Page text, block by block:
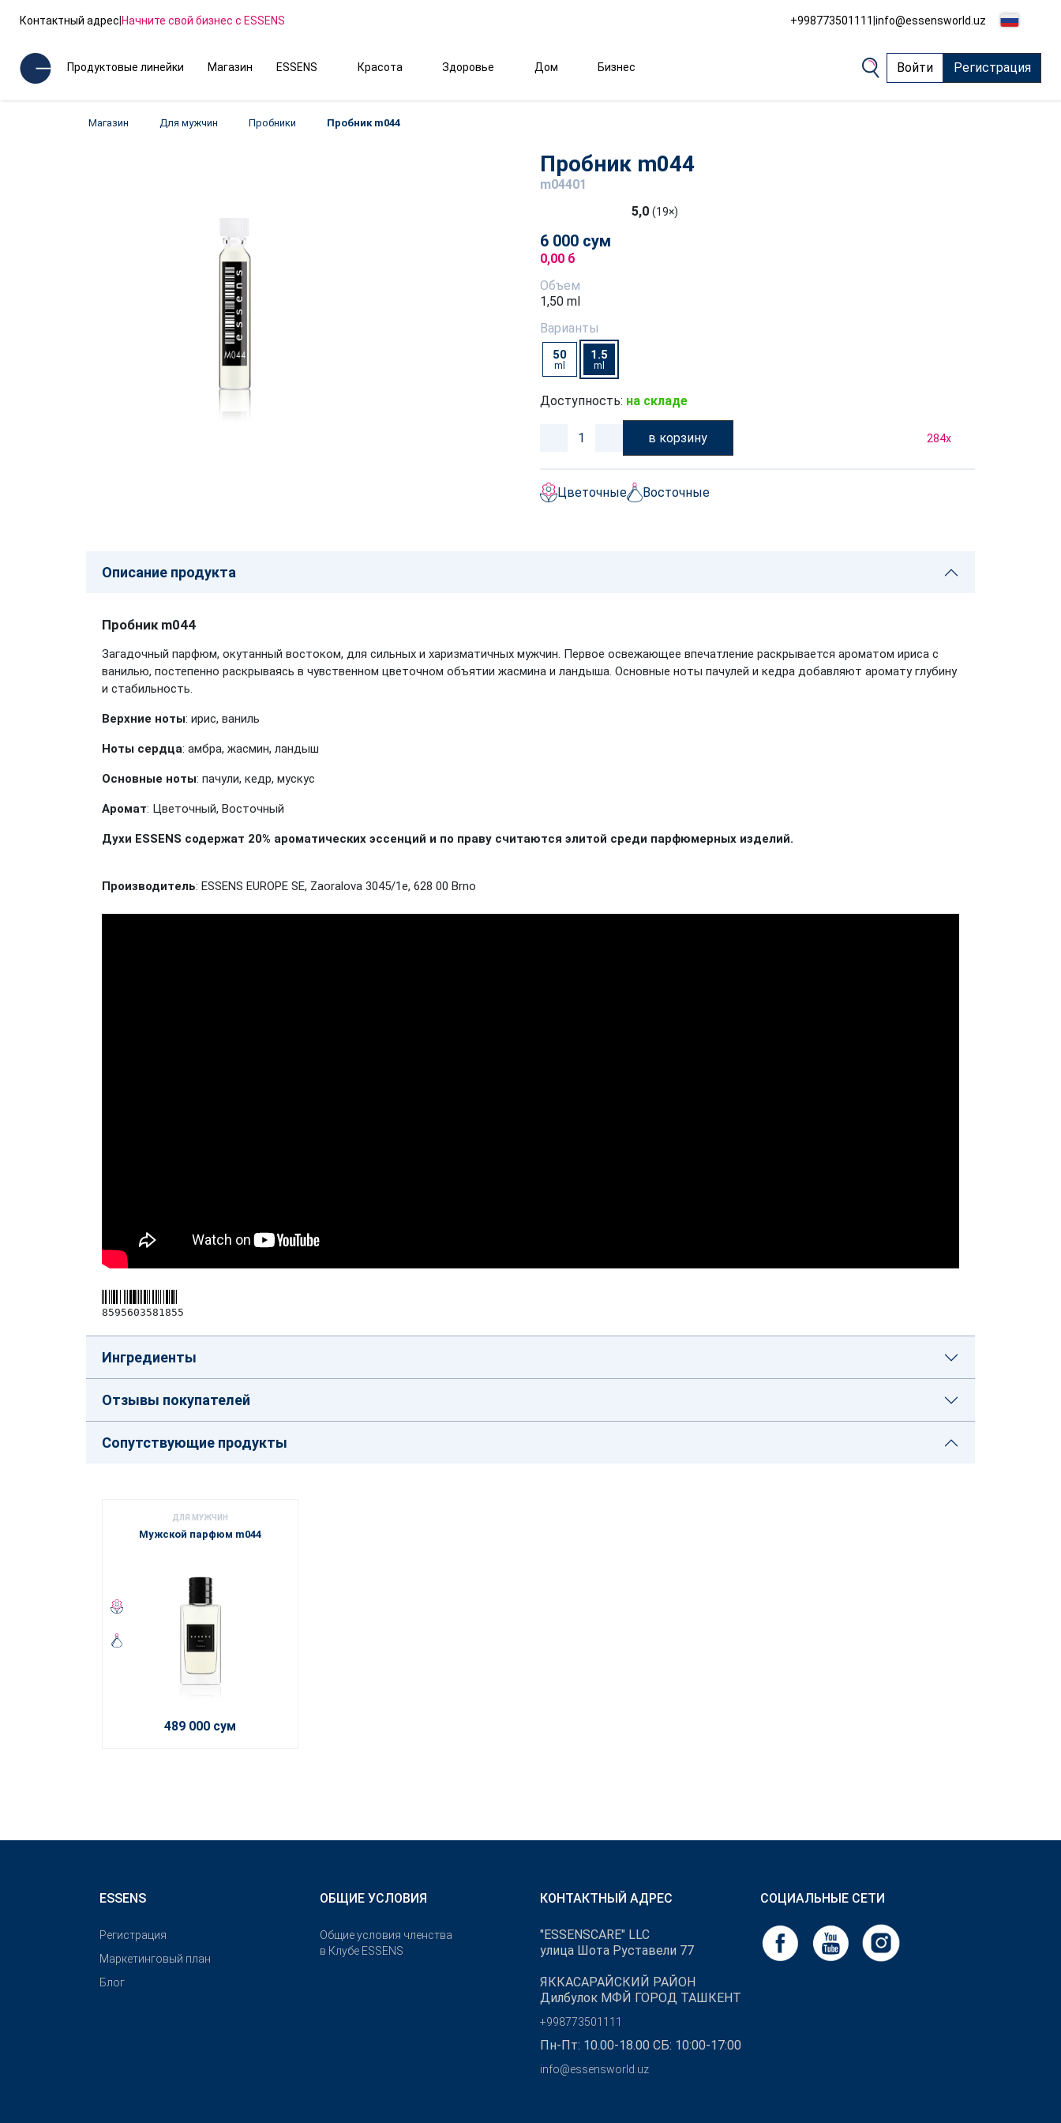
Контактный адрес|Начните свой бизнес с ESSENS +998773501111|info@essensworld.uz
Продуктовые линейки Магазин ESSENS Красота Здоровье Дом Бизнес Войти Регистрация
Магазин Для мужчин Пробники Пробник m044
Пробник m044
m04401
5,0 (19×)
6 000 сум
0,00 б
Объем
1,50 ml
Варианты
50
ml
1.5
ml
Доступность: на складе
в корзину 284x
Цветочные Восточные
Описание продукта
Пробник m044
Загадочный парфюм, окутанный востоком, для сильных и харизматичных мужчин. Первое освежающее впечатление раскрывается ароматом ириса с
ванилью, постепенно раскрываясь в чувственном цветочном объятии жасмина и ландыша. Основные ноты пачулей и кедра добавляют аромату глубину
и стабильность.
Верхние ноты: ирис, ваниль
Ноты сердца: амбра, жасмин, ландыш
Основные ноты: пачули, кедр, мускус
Аромат: Цветочный, Восточный
Духи ESSENS содержат 20% ароматических эссенций и по праву считаются элитой среди парфюмерных изделий.
Производитель: ESSENS EUROPE SE, Zaoralova 3045/1e, 628 00 Brno
8595603581855
Ингредиенты
Отзывы покупателей
Сопутствующие продукты
ДЛЯ МУЖЧИН
Мужской парфюм m044
489 000 сум
ESSENS
Pегистрация
Маркетинговый план
Блог
ОБЩИЕ УСЛОВИЯ
Общие условия членства
в Клубе ESSENS
КОНТАКТНЫЙ АДРЕС
"ESSENSCARE" LLC
улица Шота Руставели 77
ЯККАСАРАЙСКИЙ РАЙОН
Дилбулок МФЙ ГОРОД ТАШКЕНТ
+998773501111
Пн-Пт: 10.00-18.00 СБ: 10:00-17:00
info@essensworld.uz
СОЦИАЛЬНЫЕ СЕТИ